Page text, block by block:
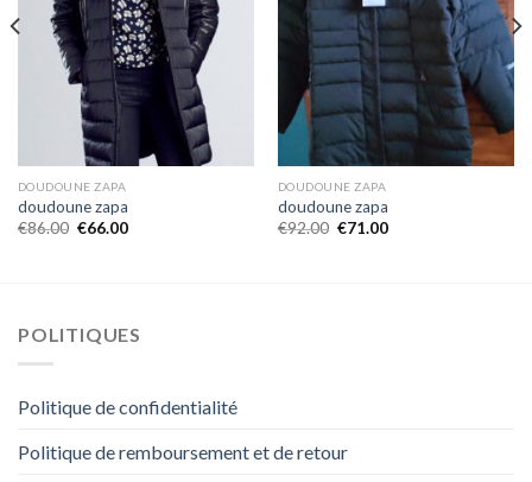
DOUDOUNE ZAPA
doudoune zapa
€86.00 €66.00
DOUDOUNE ZAPA
doudoune zapa
€92.00 €71.00
POLITIQUES
Politique de confidentialité
Politique de remboursement et de retour